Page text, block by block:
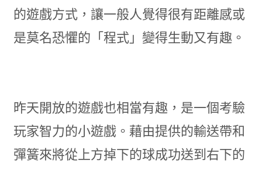
的遊戲方式，讓一般人覺得很有距離感或
是莫名恐懼的「程式」變得生動又有趣。
昨天開放的遊戲也相當有趣，是一個考驗
玩家智力的小遊戲。藉由提供的輸送帶和
彈簧來將從上方掉下的球成功送到右下的